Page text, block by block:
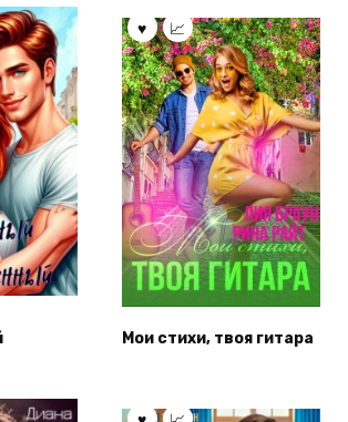
Мои стихи, твоя гитара